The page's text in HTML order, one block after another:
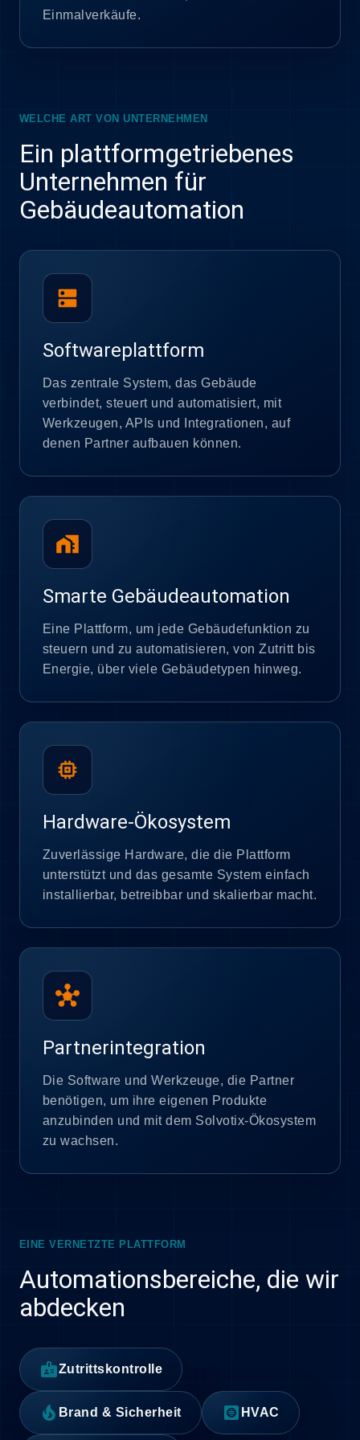
Einmalverkäufe.
WELCHE ART VON UNTERNEHMEN
Ein plattformgetriebenes
Unternehmen für
Gebäudeautomation
dns
Softwareplattform
Das zentrale System, das Gebäude
verbindet, steuert und automatisiert, mit
Werkzeugen, APIs und Integrationen, auf
denen Partner aufbauen können.
home_work
Smarte Gebäudeautomation
Eine Plattform, um jede Gebäudefunktion zu
steuern und zu automatisieren, von Zutritt bis
Energie, über viele Gebäudetypen hinweg.
memory
Hardware-Ökosystem
Zuverlässige Hardware, die die Plattform
unterstützt und das gesamte System einfach
installierbar, betreibbar und skalierbar macht.
hub
Partnerintegration
Die Software und Werkzeuge, die Partner
benötigen, um ihre eigenen Produkte
anzubinden und mit dem Solvotix-Ökosystem
zu wachsen.
EINE VERNETZTE PLATTFORM
Automationsbereiche, die wir
abdecken
badgeZutrittskontrolle
local_fire_department Brand & Sicherheit hvac HVAC